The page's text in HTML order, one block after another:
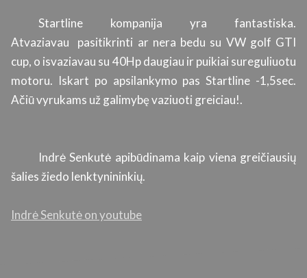
Startline kompanija yra fantastiska.
Atvaziavau pasitikrinti ar nera bedu su VW golf GTI
cup, o isvaziavau su 40Hp daugiau ir puikiai sureguliuotu
motoru. Iskart po apsilankymo pas Startline -1,5sec.
Ačiū vyrukams už galimybę vaziuoti greiciau!.
Indrė Senkutė apibūdinama kaip viena greičiausių
šalies žiedo lenktynininkių.
Indrė Senkutė on youtube